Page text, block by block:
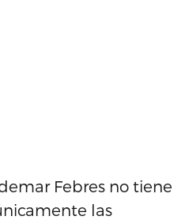
Febres no tiene
las